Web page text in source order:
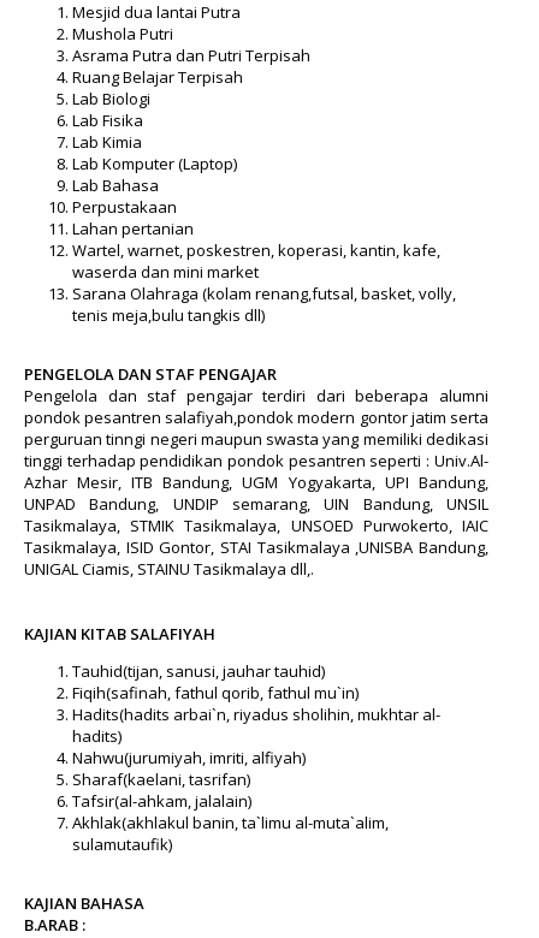
Mesjid dua lantai Putra
Mushola Putri
Asrama Putra dan Putri Terpisah
Ruang Belajar Terpisah
Lab Biologi
Lab Fisika
Lab Kimia
Lab Komputer (Laptop)
Lab Bahasa
Perpustakaan
Lahan pertanian
Wartel, warnet, poskestren, koperasi, kantin, kafe,
waserda dan mini market
Sarana Olahraga (kolam renang,futsal, basket, volly,
tenis meja,bulu tangkis dll)
PENGELOLA DAN STAF PENGAJAR
Pengelola dan staf pengajar terdiri dari beberapa alumni
pondok pesantren salafiyah,pondok modern gontor jatim serta
perguruan tinngi negeri maupun swasta yang memiliki dedikasi
tinggi terhadap pendidikan pondok pesantren seperti : Univ.Al-
Azhar Mesir, ITB Bandung, UGM Yogyakarta, UPI Bandung,
UNPAD Bandung, UNDIP semarang, UIN Bandung, UNSIL
Tasikmalaya, STMIK Tasikmalaya, UNSOED Purwokerto, IAIC
Tasikmalaya, ISID Gontor, STAI Tasikmalaya ,UNISBA Bandung,
UNIGAL Ciamis, STAINU Tasikmalaya dll,.
KAJIAN KITAB SALAFIYAH
Tauhid(tijan, sanusi, jauhar tauhid)
Fiqih(safinah, fathul qorib, fathul mu`in)
Hadits(hadits arbai`n, riyadus sholihin, mukhtar al-
hadits)
Nahwu(jurumiyah, imriti, alfiyah)
Sharaf(kaelani, tasrifan)
Tafsir(al-ahkam, jalalain)
Akhlak(akhlakul banin, ta`limu al-muta`alim,
sulamutaufik)
KAJIAN BAHASA
B.ARAB :